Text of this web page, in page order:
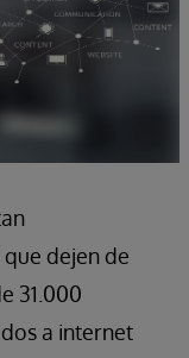
dejen de
31.000
a internet